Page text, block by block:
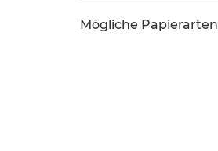
Mögliche Papierarten